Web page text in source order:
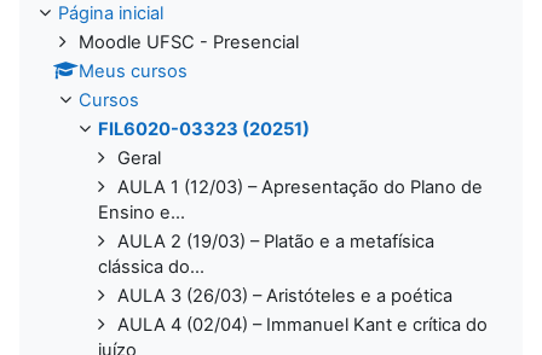
Página inicial
Moodle UFSC - Presencial
Meus cursos
Cursos
FIL6020-03323 (20251)
Geral
AULA 1 (12/03) – Apresentação do Plano de
Ensino e...
AULA 2 (19/03) – Platão e a metafísica
clássica do...
AULA 3 (26/03) – Aristóteles e a poética
AULA 4 (02/04) – Immanuel Kant e crítica do
juízo